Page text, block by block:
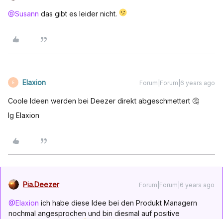
@Susann das gibt es leider nicht.
E Elaxion Forum|Forum|6 years ago
Coole Ideen werden bei Deezer direkt abgeschmettert 🤔
lg Elaxion
Pia.Deezer Forum|Forum|6 years ago
@Elaxion ich habe diese Idee bei den Produkt Managern
nochmal angesprochen und bin diesmal auf positive